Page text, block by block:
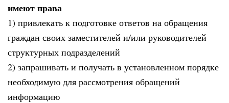
имеют права
1) привлекать к подготовке ответов на обращения
граждан своих заместителей и/или руководителей
структурных подразделений
2) запрашивать и получать в установленном порядке
необходимую для рассмотрения обращений
информацию